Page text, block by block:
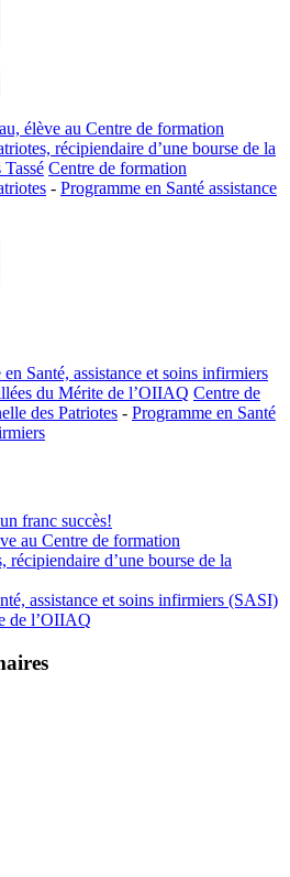
élève au Centre de formation
récipiendaire d’une bourse de la
Centre de formation
- Programme en Santé assistance
Santé, assistance et soins infirmiers
du Mérite de l’OIIAQ Centre de
des Patriotes - Programme en Santé
franc succès!
au Centre de formation
récipiendaire d’une bourse de la
assistance et soins infirmiers (SASI)
de l’OIIAQ